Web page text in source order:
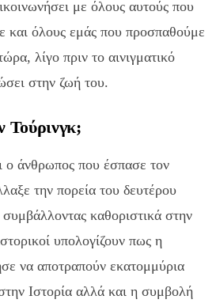
με όλους αυτούς που
και όλους εμάς που προσπαθούμε
λίγο πριν το αινιγματικό
στην ζωή του.
Τούρινγκ;
ο άνθρωπος που έσπασε τον
την πορεία του δευτέρου
καθοριστικά στην
υπολογίζουν πως η
να αποτραπούν εκατομμύρια
Ιστορία αλλά και η συμβολή